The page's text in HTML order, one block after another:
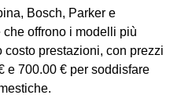
Bosch, Parker e
offrono i modelli più
prestazioni, con prezzi
e 700.00 € per soddisfare